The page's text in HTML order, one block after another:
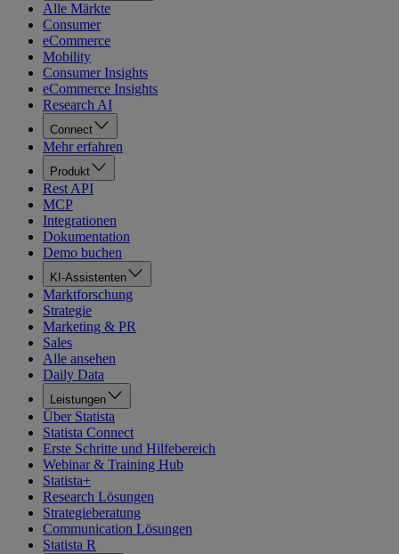
Alle Märkte
Consumer
eCommerce
Mobility
Consumer Insights
eCommerce Insights
Research AI
Connect
Mehr erfahren
Produkt
Rest API
MCP
Integrationen
Dokumentation
Demo buchen
KI-Assistenten
Marktforschung
Strategie
Marketing & PR
Sales
Alle ansehen
Daily Data
Leistungen
Über Statista
Statista Connect
Erste Schritte und Hilfebereich
Webinar & Training Hub
Statista+
Research Lösungen
Strategieberatung
Communication Lösungen
Statista R